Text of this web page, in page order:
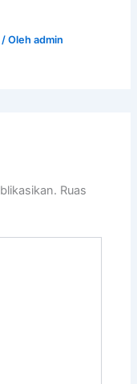
/ Olehadmin
Ruas